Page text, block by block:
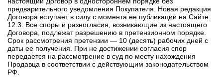
предварительного уведомления Покупателя. Новая редакция
Договора вступает в силу с момента ее публикации на Сайте.
12.3. Все споры и разногласия, возникающие из настоящего
Договора, подлежат разрешению в претензионном порядке.
Срок рассмотрения претензии — 10 (десять) рабочих дней с
даты ее получения. При не достижении согласия спор
передается на рассмотрение в суд по месту нахождения
Продавца в соответствии с действующим законодательством
РФ.